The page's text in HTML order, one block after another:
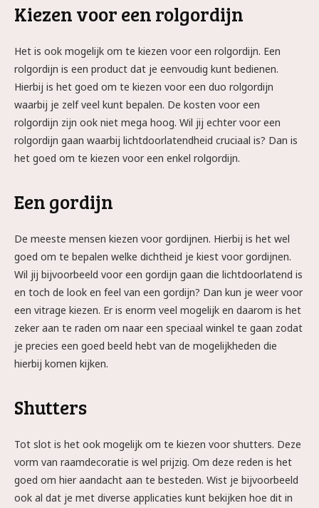
Kiezen voor een rolgordijn
Het is ook mogelijk om te kiezen voor een rolgordijn. Een
rolgordijn is een product dat je eenvoudig kunt bedienen.
Hierbij is het goed om te kiezen voor een duo rolgordijn
waarbij je zelf veel kunt bepalen. De kosten voor een
rolgordijn zijn ook niet mega hoog. Wil jij echter voor een
rolgordijn gaan waarbij lichtdoorlatendheid cruciaal is? Dan is
het goed om te kiezen voor een enkel rolgordijn.
Een gordijn
De meeste mensen kiezen voor gordijnen. Hierbij is het wel
goed om te bepalen welke dichtheid je kiest voor gordijnen.
Wil jij bijvoorbeeld voor een gordijn gaan die lichtdoorlatend is
en toch de look en feel van een gordijn? Dan kun je weer voor
een vitrage kiezen. Er is enorm veel mogelijk en daarom is het
zeker aan te raden om naar een speciaal winkel te gaan zodat
je precies een goed beeld hebt van de mogelijkheden die
hierbij komen kijken.
Shutters
Tot slot is het ook mogelijk om te kiezen voor shutters. Deze
vorm van raamdecoratie is wel prijzig. Om deze reden is het
goed om hier aandacht aan te besteden. Wist je bijvoorbeeld
ook al dat je met diverse applicaties kunt bekijken hoe dit in